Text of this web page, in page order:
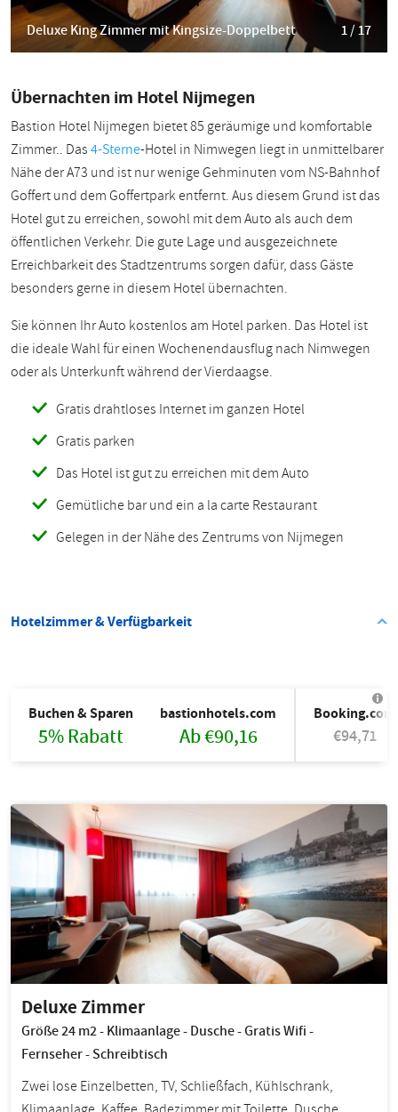
Deluxe King Zimmer mit Kingsize-Doppelbett 1 / 17
Übernachten im Hotel Nijmegen
Bastion Hotel Nijmegen bietet 85 geräumige und komfortable
Zimmer.. Das4-Sterne-Hotel in Nimwegen liegt in unmittelbarer
Nähe der A73 und ist nur wenige Gehminuten vom NS-Bahnhof
Goffert und dem Goffertpark entfernt. Aus diesem Grund ist das
Hotel gut zu erreichen, sowohl mit dem Auto als auch dem
öffentlichen Verkehr. Die gute Lage und ausgezeichnete
Erreichbarkeit des Stadtzentrums sorgen dafür, dass Gäste
besonders gerne in diesem Hotel übernachten.
Sie können Ihr Auto kostenlos am Hotel parken. Das Hotel ist
die ideale Wahl für einen Wochenendausflug nach Nimwegen
oder als Unterkunft während der Vierdaagse.
Gratis drahtloses Internet im ganzen Hotel
Gratis parken
Das Hotel ist gut zu erreichen mit dem Auto
Gemütliche bar und ein a la carte Restaurant
Gelegen in der Nähe des Zentrums von Nijmegen
Hotelzimmer & Verfügbarkeit
Buchen & Sparen
5% Rabatt
bastionhotels.com
Ab €90,16
Booking.com
€94,71
Deluxe Zimmer
Größe 24 m2 - Klimaanlage - Dusche - Gratis Wifi -
Fernseher - Schreibtisch
Zwei lose Einzelbetten, TV, Schließfach, Kühlschrank,